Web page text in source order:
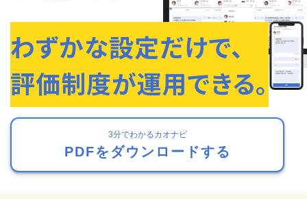
わずかな設定だけで、
評価制度が運用できる。
3分でわかるカオナビ
PDFをダウンロードする